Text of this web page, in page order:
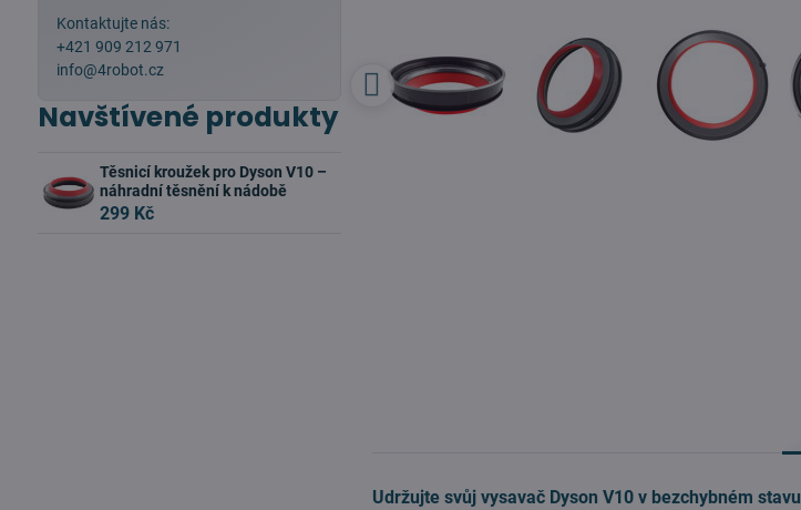
Udržujte svůj vysavač Dyson V10 v bezchybném stavu
Kontaktujte nás:
+421 909 212 971
info@4robot.cz
Navštívené produkty
Těsnicí kroužek pro Dyson V10 –
náhradní těsnění k nádobě
299 Kč